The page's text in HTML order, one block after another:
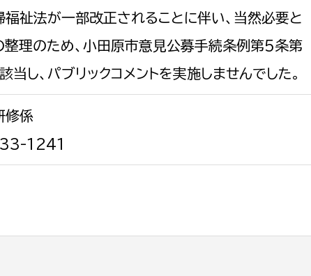
行政経営
病院
者部
策課
者支援課
経済部
産業政策課
観光課
農政課
患者サポートセンター
祉法が一部改正されることに伴い、当然必要と
整理のため、小田原市意見公募手続条例第5条第
し、パブリックコメントを実施しませんでした。
修係
1241